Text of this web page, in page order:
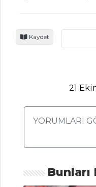
Sezar Sos Tarifi,
Nasıl Yapılır?
Yapılır?
Tüm Tarifleri
YEMEKLERI
Kaydet
21
YORUMLARI